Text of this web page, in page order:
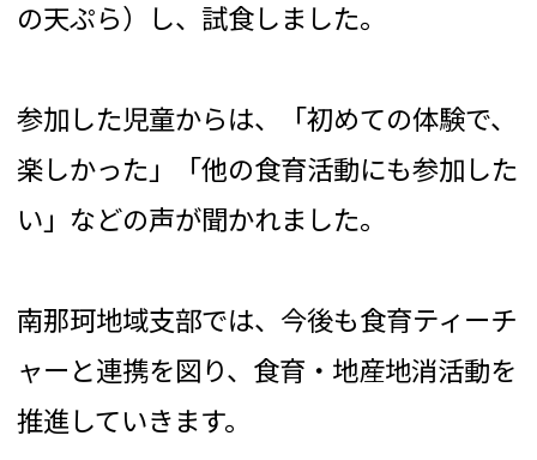
の天ぷら）し、試食しました。
参加した児童からは、「初めての体験で、
楽しかった」「他の食育活動にも参加した
い」などの声が聞かれました。
南那珂地域支部では、今後も食育ティーチ
ャーと連携を図り、食育・地産地消活動を
推進していきます。